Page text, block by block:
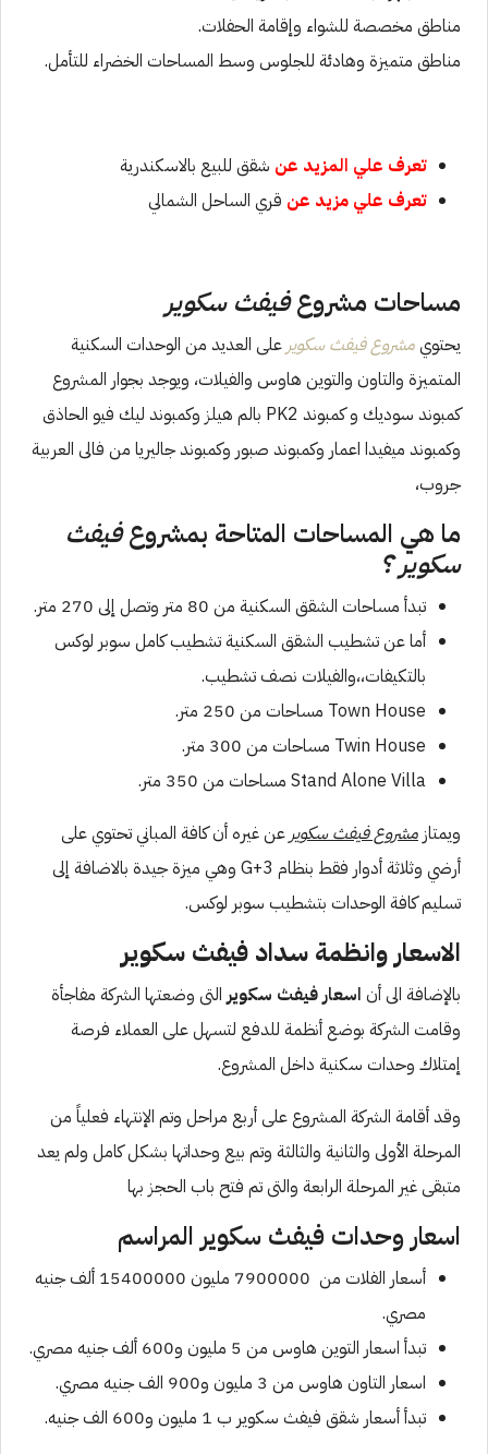
مناطق مخصصة للشواء وإقامة الحفلات.
مناطق متميزة وهادئة للجلوس وسط المساحات الخضراء للتأمل.
تعرف علي المزيد عن شقق للبيع بالاسكندرية
تعرف علي مزيد عن قري الساحل الشمالي
مساحات مشروعفيفث سكوير
يحتويمشروع فيفث سكوير على العديد من الوحدات السكنية
المتميزة والتاون والتوين هاوس والفيلات، ويوجد بجوار المشروع
كمبوند سوديك و كمبوند PK2 بالم هيلز وكمبوند ليك فيو الحاذق
وكمبوند ميفيدا اعمار وكمبوند صبور وكمبوند جاليريا من فالى العربية
جروب،
ما هي المساحات المتاحة بمشروعفيفث
سكوير ؟
تبدأ مساحات الشقق السكنية من 80 متر وتصل إلى 270 متر.
أما عن تشطيب الشقق السكنية تشطيب كامل سوبر لوكس
بالتكيفات،،والفيلات نصف تشطيب.
Town House مساحات من 250 متر.
Twin House مساحات من 300 متر.
Stand Alone Villa مساحات من 350 متر.
ويمتاز مشروع فيفث سكوير عن غيره أن كافة المباني تحتوي على
أرضي وثلاثة أدوار فقط بنظام G+3 وهي ميزة جيدة بالاضافة إلى
تسليم كافة الوحدات بتشطيب سوبر لوكس.
الاسعار وانظمة سداد فيفث سكوير
بالإضافة الى أن اسعار فيفث سكويرالتى وضعتها الشركة مفاجأة
وقامت الشركة بوضع أنظمة للدفع لتسهل على العملاء فرصة
إمتلاك وحدات سكنية داخل المشروع.
وقد أقامة الشركة المشروع على أربع مراحل وتم الإنتهاء فعلياً من
المرحلة الأولى والثانية والثالثة وتم بيع وحداتها بشكل كامل ولم يعد
متبقى غير المرحلة الرابعة والتى تم فتح باب الحجز بها
اسعار وحدات فيفث سكوير المراسم
أسعار الفلات من 7900000 مليون 15400000 ألف جنيه
مصري.
تبدأ اسعار التوين هاوس من 5 مليون و600 ألف جنيه مصري.
اسعار التاون هاوس من 3 مليون و900 الف جنيه مصري.
تبدأ أسعار شقق فيفث سكوير ب 1 مليون و600 الف جنيه.